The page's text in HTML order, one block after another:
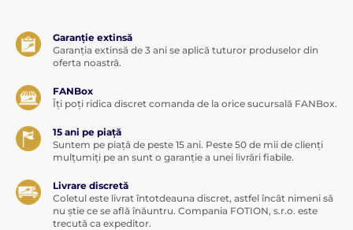
Garanție extinsă
Garanția extinsă de 3 ani se aplică tuturor produselor din
oferta noastră.
FANBox
Îți poți ridica discret comanda de la orice sucursală FANBox.
15 ani pe piață
Suntem pe piață de peste 15 ani. Peste 50 de mii de clienți
mulțumiți pe an sunt o garanție a unei livrări fiabile.
Livrare discretă
Coletul este livrat întotdeauna discret, astfel încât nimeni să
nu știe ce se află înăuntru. Compania FOTION, s.r.o. este
trecută ca expeditor.